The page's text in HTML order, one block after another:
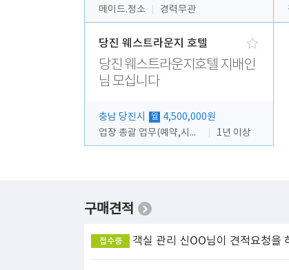
메이드.청소
경력무관
당진 웨스트라운지 호텔
당진 웨스트라운지호텔 지배인
님 모십니다
충남 당진시 월
4,500,000원
업장 총괄 업무(예약,시설 및 직원관리 등)
1년 이상
구매견적
객실 관리
접수중 신OO님이 견적요청을